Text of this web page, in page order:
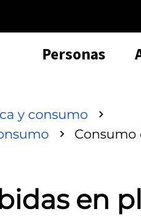
Personas
y consumo
Consumo
en